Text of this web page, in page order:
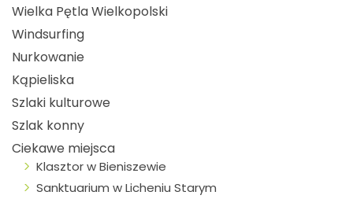
Wielka Pętla Wielkopolski
Windsurfing
Nurkowanie
Kąpieliska
Szlaki kulturowe
Szlak konny
Ciekawe miejsca
Klasztor w Bieniszewie
Sanktuarium w Licheniu Starym